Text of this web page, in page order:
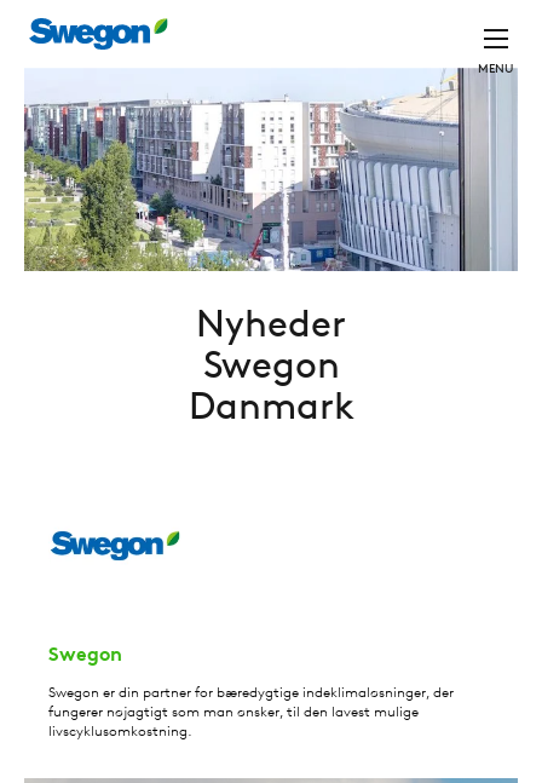
MENU
Nyheder
Swegon
Danmark
Swegon
Swegon er din partner for bæredygtige indeklimaløsninger, der
fungerer nøjagtigt som man ønsker, til den lavest mulige
livscyklusomkostning.